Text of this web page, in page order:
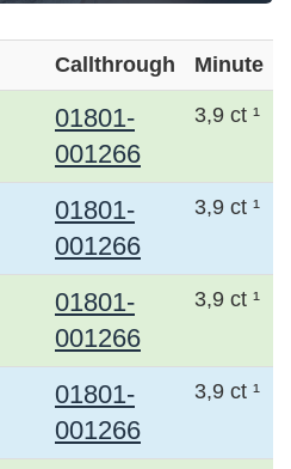
Callthrough Minute
01801-
001266
3,9 ct ¹
01801-
001266
3,9 ct ¹
01801-
001266
3,9 ct ¹
01801-
001266
3,9 ct ¹